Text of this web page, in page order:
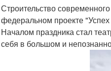
Строительство
федеральном проекте
Началом праздника стал
себя в большом и